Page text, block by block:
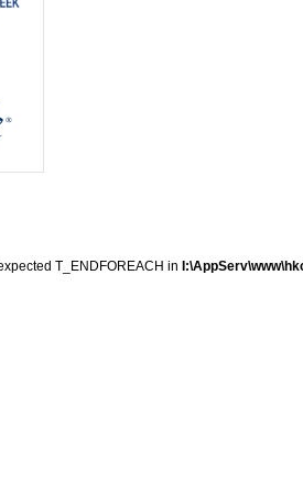
T_ENDFOREACH in